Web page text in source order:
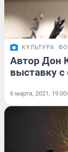
КУЛЬТУРА
Автор Дон
выставку
6 марта, 2021, 19:00